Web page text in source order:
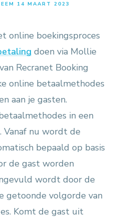
14 MAART 2023
online boekingsproces
doen via Mollie
Recranet Booking
online betaalmethodes
aan je gasten.
in een
Vanaf nu wordt de
bepaald op basis
de gast worden
wordt door de
getoonde volgorde van
Komt de gast uit